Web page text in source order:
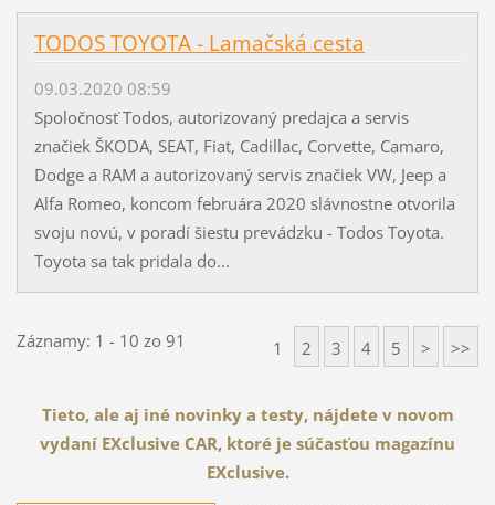
TODOS TOYOTA - Lamačská cesta
09.03.2020 08:59
Spoločnosť Todos, autorizovaný predajca a servis
značiek ŠKODA, SEAT, Fiat, Cadillac, Corvette, Camaro,
Dodge a RAM a autorizovaný servis značiek VW, Jeep a
Alfa Romeo, koncom februára 2020 slávnostne otvorila
svoju novú, v poradí šiestu prevádzku - Todos Toyota.
Toyota sa tak pridala do...
Záznamy: 1 - 10 zo 91 1 2 3 4 5 > >>
Tieto, ale aj iné novinky a testy, nájdete v novom
vydaní EXclusive CAR, ktoré je súčasťou magazínu
EXclusive.